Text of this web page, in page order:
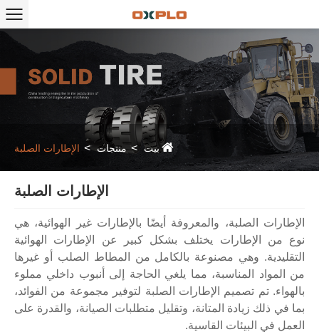
بيت منتجات الإطارات الصلبة
الإطارات الصلبة
الإطارات الصلبة، والمعروفة أيضًا بالإطارات غير الهوائية، هي
نوع من الإطارات يختلف بشكل كبير عن الإطارات الهوائية
التقليدية. وهي مصنوعة بالكامل من المطاط الصلب أو غيرها
من المواد المناسبة، مما يلغي الحاجة إلى أنبوب داخلي مملوء
بالهواء. تم تصميم الإطارات الصلبة لتوفير مجموعة من الفوائد،
بما في ذلك زيادة المتانة، وتقليل متطلبات الصيانة، والقدرة على
العمل في البيئات القاسية.